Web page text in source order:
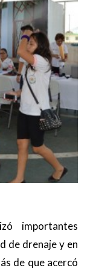
importantes
de drenaje y en
de que acercó